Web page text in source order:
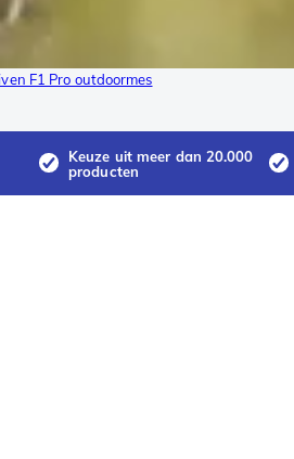
F1 Pro outdoormes
Keuze uit meer dan 20.000
producten